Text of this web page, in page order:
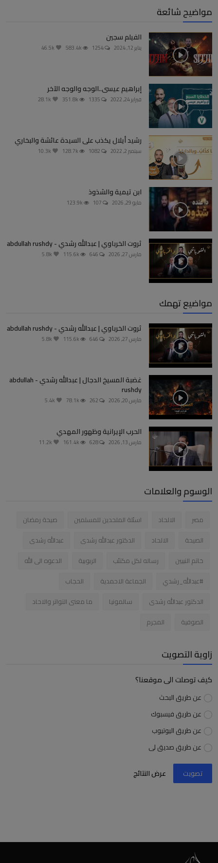
مواضيح شائعة
الفيلم سجين
يناير 12, 2024
إبراهيم عيسى..الوجه والوجه الآخر
فبراير 24, 2022
رشيد أيلال يكذب على السيدة عائشة والبخاري
سبتمبر 2, 2022
ابن تيمية والشذوذ
مايو 29, 2026
ثروت الخرباوي | عبدالله رشدي - abdullah rushdy
مارس 27, 2026
مواضيع تهمك
ثروت الخرباوي | عبدالله رشدي - abdullah rushdy
مارس 27, 2026
غضبة المسيخ الدجال | عبدالله رشدي - abdullah
rushdy
مارس 20, 2026
الحرب الإيرانية وظهور المهدي
مارس 13, 2026
الوسوم والعلامات
مصر الالحاد اسئلة الملحدين للمسلمين
صيحة رمضان
الصيحة
الالحاد الدكتور عبدالله رشدى
عبدالله رشدى
خاتم النبيين
رساله لكل مكتئب الربوبية
الدعوه الى الله
#عبدالله_رشدي
الجماعة الاحمدية
الحجاب
الدكتور عبدالله رشدى
سالمونيا
ما معنى التواتر والاحاد
الصوفية
المجرم
زاوية التصويت
كيف توصلت الى موقعنا؟
عن طريق البحث
عن طريق فيسبوك
عن طريق اليوتيوب
عن طريق صديق لى
تصويت عرض النتائج